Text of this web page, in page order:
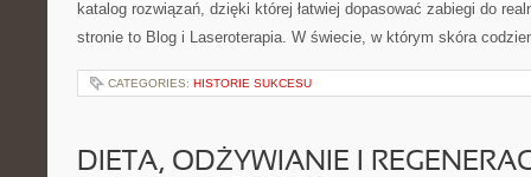
katalog rozwiązań, dzięki której łatwiej dopasować zabiegi do
stronie to Blog i Laseroterapia. W świecie, w którym skóra
CATEGORIES: HISTORIE SUKCESU
DIETA, ODŻYWIANIE I